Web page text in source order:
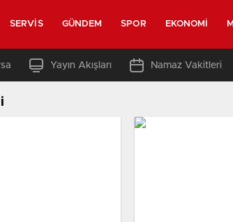
SERVIS GÜNDEM SPOR EKONOMI
Yayın Akışları Namaz Vakitleri